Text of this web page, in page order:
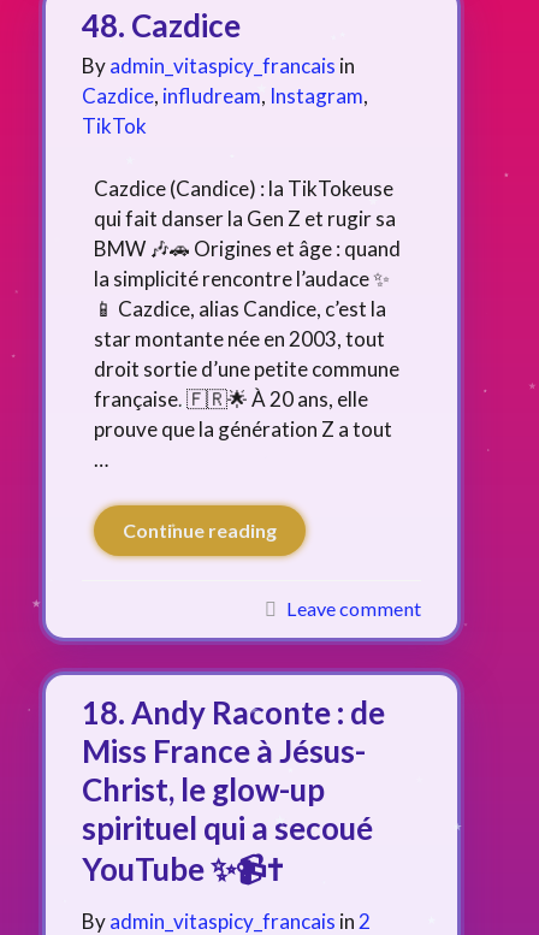
48. Cazdice
Byadmin_vitaspicy_francais in
Cazdice, infludream, Instagram,
TikTok
Cazdice (Candice) : la TikTokeuse
qui fait danser la Gen Z et rugir sa
BMW 🎶🚗 Origines et âge : quand
la simplicité rencontre l’audace ✨
📱 Cazdice, alias Candice, c’est la
star montante née en 2003, tout
droit sortie d’une petite commune
française. 🇫🇷🌟 À 20 ans, elle
prouve que la génération Z a tout
…
Continue reading
Leave comment
18. Andy Raconte : de
Miss France à Jésus-
Christ, le glow-up
spirituel qui a secoué
YouTube ✨📹✝️
Byadmin_vitaspicy_francais in 2